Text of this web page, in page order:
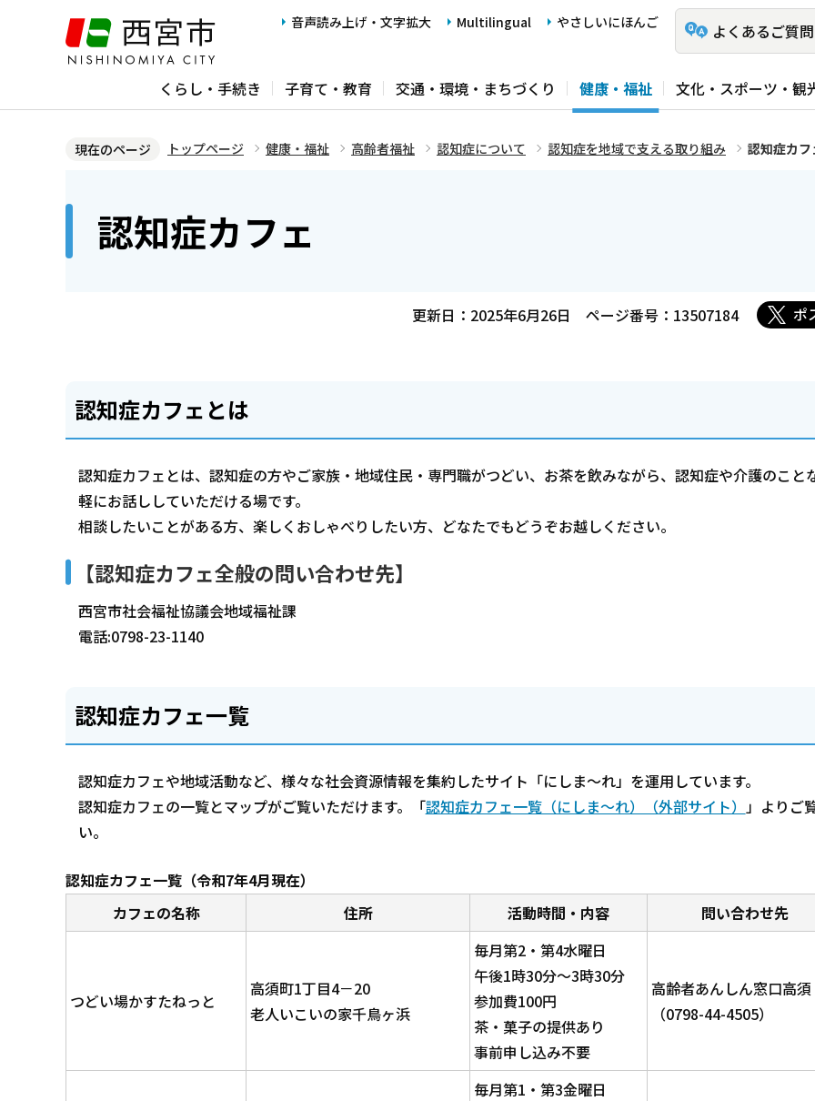
ジ
音声読み上げ・文字拡大 Multilingual やさしいにほんご よくあるご質問
くらし・手続き 子育て・教育 交通・環境・まちづくり 健康・福祉 文化・スポーツ・観
現在のページ トップページ 健康・福祉 高齢者福祉 認知症について 認知症を地域で支える取り組み 認知症カフ
認知症カフェ
更新日：2025年6月26日 ページ番号：13507184 ポ
認知症カフェとは
認知症カフェとは、認知症の方やご家族・地域住民・専門職がつどい、お茶を飲みながら、認知症や介護のこと
軽にお話ししていただける場です。
相談したいことがある方、楽しくおしゃべりしたい方、どなたでもどうぞお越しください。
【認知症カフェ全般の問い合わせ先】
西宮市社会福祉協議会地域福祉課
電話:0798-23-1140
認知症カフェ一覧
認知症カフェや地域活動など、様々な社会資源情報を集約したサイト「にしま～れ」を運用しています。
認知症カフェの一覧とマップがご覧いただけます。「認知症カフェ一覧（にしま～れ）（外部サイト） 」よりご
い。
認知症カフェ一覧（令和7年4月現在）
カフェの名称
住所 活動時間・内容 問い合わせ先
つどい場かすたねっと
高須町1丁目4－20
老人いこいの家千鳥ヶ浜
毎月第2・第4水曜日
午後1時30分～3時30分
参加費100円
茶・菓子の提供あり
事前申し込み不要
高齢者あんしん窓口高須
（0798-44-4505）
毎月第1・第3金曜日